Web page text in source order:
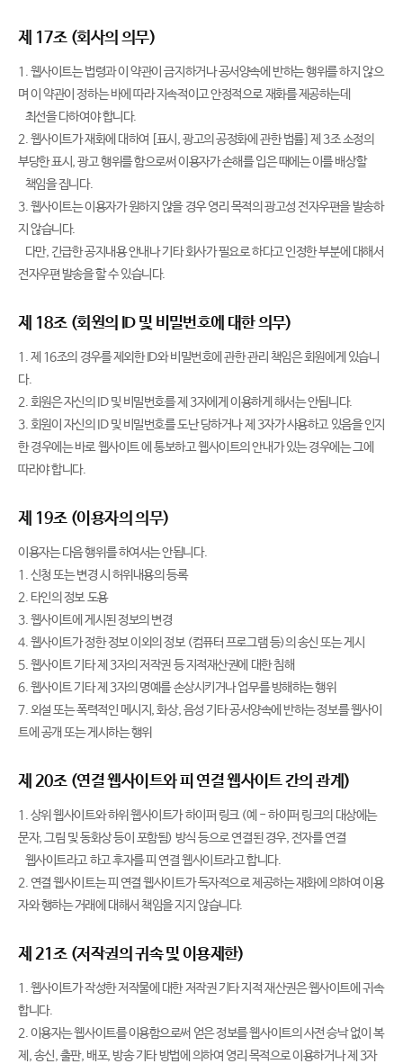
제 17조 (회사의 의무)
1. 웹사이트는 법령과 이 약관이 금지하거나 공서양속에 반하는 행위를 하지 않으
며 이 약관이 정하는 바에 따라 지속적이고 안정적으로 재화를 제공하는데
최선을 다하여야 합니다.
2. 웹사이트가 재화에 대하여 [표시, 광고의 공정화에 관한 법률] 제 3조 소정의
부당한 표시, 광고 행위를 함으로써 이용자가 손해를 입은 때에는 이를 배상할
책임을 집니다.
3. 웹사이트는 이용자가 원하지 않을 경우 영리 목적의 광고성 전자우편을 발송하
지 않습니다.
다만, 긴급한 공지내용 안내나 기타 회사가 필요로 하다고 인정한 부분에 대해서
전자우편 발송을 할 수 있습니다.
제 18조 (회원의 ID 및 비밀번호에 대한 의무)
1. 제 16조의 경우를 제외한 ID와 비밀번호에 관한 관리 책임은 회원에게 있습니
다.
2. 회원은 자신의 ID 및 비밀번호를 제 3자에게 이용하게 해서는 안됩니다.
3. 회원이 자신의 ID 및 비밀번호를 도난 당하거나 제 3자가 사용하고 있음을 인지
한 경우에는 바로 웹사이트 에 통보하고 웹사이트의 안내가 있는 경우에는 그에
따라야 합니다.
제 19조 (이용자의 의무)
이용자는 다음 행위를 하여서는 안됩니다.
1. 신청 또는 변경 시 허위내용의 등록
2. 타인의 정보 도용
3. 웹사이트에 게시된 정보의 변경
4. 웹사이트가 정한 정보 이외의 정보 (컴퓨터 프로그램 등)의 송신 또는 게시
5. 웹사이트 기타 제 3자의 저작권 등 지적재산권에 대한 침해
6. 웹사이트 기타 제 3자의 명예를 손상시키거나 업무를 방해하는 행위
7. 외설 또는 폭력적인 메시지, 화상, 음성 기타 공서양속에 반하는 정보를 웹사이
트에 공개 또는 게시하는 행위
제 20조 (연결 웹사이트와 피 연결 웹사이트 간의 관계)
1. 상위 웹사이트와 하위 웹사이트가 하이퍼 링크 (예 - 하이퍼 링크의 대상에는
문자, 그림 및 동화상 등이 포함됨) 방식 등으로 연결된 경우, 전자를 연결
웹사이트라고 하고 후자를 피 연결 웹사이트라고 합니다.
2. 연결 웹사이트는 피 연결 웹사이트가 독자적으로 제공하는 재화에 의하여 이용
자와 행하는 거래에 대해서 책임을 지지 않습니다.
제 21조 (저작권의 귀속 및 이용제한)
1. 웹사이트가 작성한 저작물에 대한 저작권 기타 지적 재산권은 웹사이트에 귀속
합니다.
2. 이용자는 웹사이트를 이용함으로써 얻은 정보를 웹사이트의 사전 승낙 없이 복
제, 송신, 출판, 배포, 방송 기타 방법에 의하여 영리 목적으로 이용하거나 제 3자